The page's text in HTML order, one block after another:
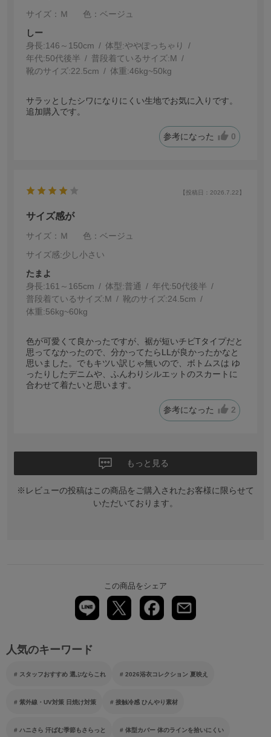
サイズ：Ｍ
色：ベージュ
しー
身長:146～150cm 体型:ぽっちゃり
年代:50代後半 普段着ているサイズ:M
靴のサイズ:22.5cm 体重:46kg~50kg
サラッとしたシワになりにくい生地でお気に入りです。
追加購入です。
参考になった 0
【投稿日：2026.7.22】
サイズ感が
サイズ：Ｍ
色：ベージュ
サイズ感:少し小さい
たまよ
身長:161～165cm 体型:普通 年代:50代後半
普段着ているサイズ:M 靴のサイズ:24.5cm
体重:56kg~60kg
色が可愛くて良かったですが、裾が短いチビTタイプだと
思ってなかったので、分かってたらLLが良かったかなと
思いました。でもキツい訳じゃ無いので、ボトムスは ゆ
ったりしたデニムや、ふんわりシルエットのスカートに
合わせて着たいと思います。
参考になった 2
もっと見る
※レビューの投稿はこの商品をご購入されたお客様に限らせて
いただいております。
この商品をシェア
人気のキーワード
スタッフおすすめ 選ぶならこれ 2026浴衣コレクション 夏映え
紫外線・UV対策 日焼け対策 接触冷感 ひんやり素材
ハニさら 汗ばむ季節もさらっと 体型カバー 体のラインを拾いにくい